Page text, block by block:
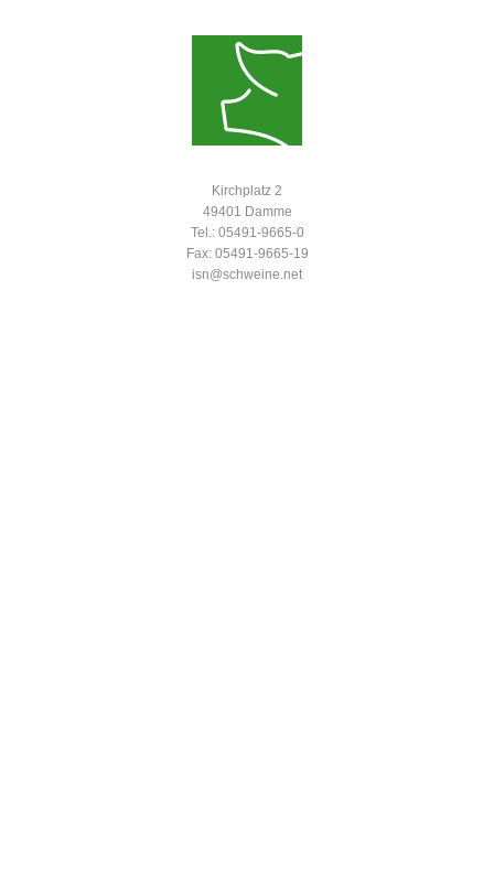
Kirchplatz 2
49401 Damme
Tel.: 05491-9665-0
Fax: 05491-9665-19
isn@schweine.net